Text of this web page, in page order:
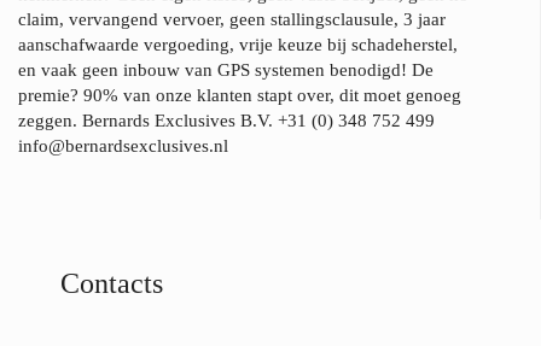
claim, vervangend vervoer, geen stallingsclausule, 3 jaar
aanschafwaarde vergoeding, vrije keuze bij schadeherstel,
en vaak geen inbouw van GPS systemen benodigd! De
premie? 90% van onze klanten stapt over, dit moet genoeg
zeggen. Bernards Exclusives B.V. +31 (0) 348 752 499
info@bernardsexclusives.nl
Contacts